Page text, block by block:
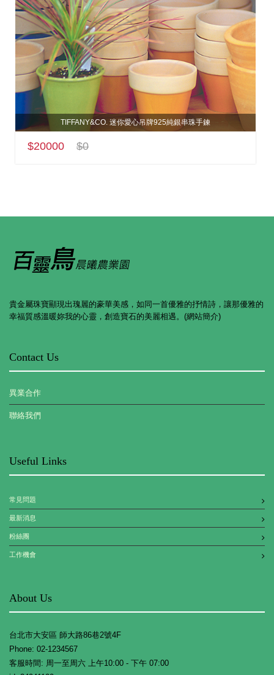
TIFFANY&CO. 迷你愛心吊牌925純銀串珠手鍊
$20000 $0
貴金屬珠寶顯現出瑰麗的豪華美感，如同一首優雅的抒情詩，讓那優雅的
幸福質感溫暖妳我的心靈，創造寶石的美麗相遇。(網站簡介)
Contact Us
異業合作
聯絡我們
Useful Links
常見問題
最新消息
粉絲團
工作機會
About Us
台北市大安區 師大路86巷2號4F
Phone: 02-1234567
客服時間: 周一至周六 上午10:00 - 下午 07:00